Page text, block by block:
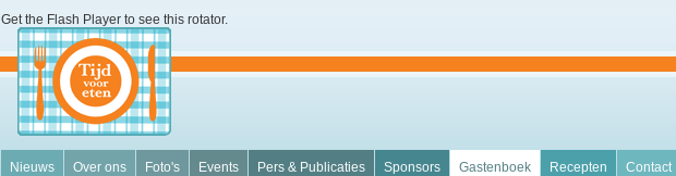
Get the Flash Player to see this rotator.
Nieuws Over ons Foto's Events Pers & Publicaties Sponsors Gastenboek Recepten Contact